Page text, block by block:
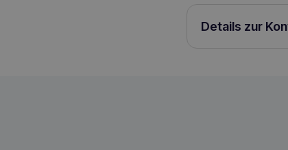
Anwendung
Details zur
VETOQUINOL Rubenal 75mg 60